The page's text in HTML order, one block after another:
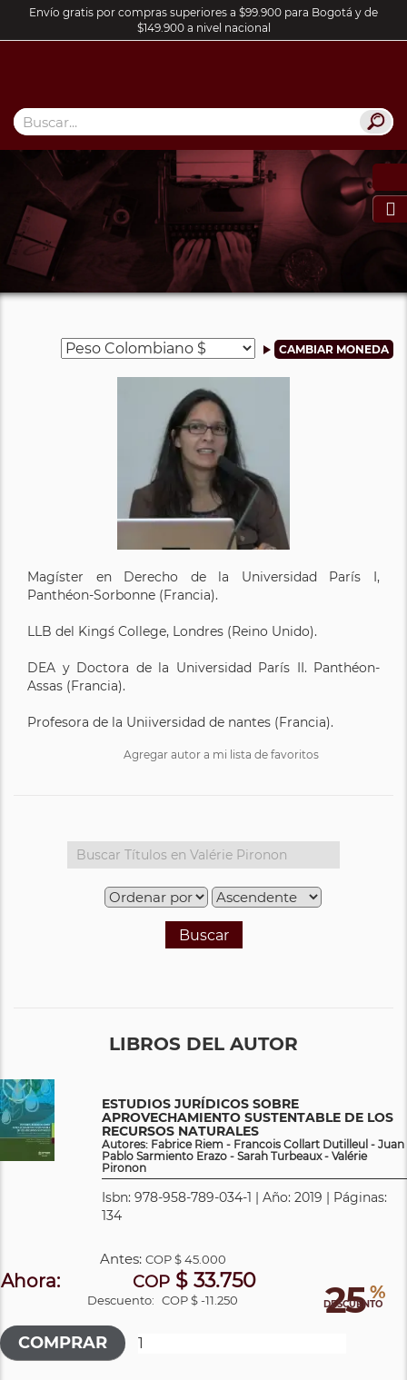
Envío gratis por compras superiores a $99.900 para Bogotá y de
$149.900 a nivel nacional

Magíster en Derecho de la Universidad París I,
Panthéon-Sorbonne (Francia).
LLB del King´s College, Londres (Reino Unido).
DEA y Doctora de la Universidad París II. Panthéon-
Assas (Francia).
Profesora de la Uniiversidad de nantes (Francia).
Agregar autor a mi lista de favoritos
Buscar
LIBROS DEL AUTOR
ESTUDIOS JURÍDICOS SOBRE
APROVECHAMIENTO SUSTENTABLE DE LOS
RECURSOS NATURALES
Autores: Fabrice Riem - Francois Collart Dutilleul - Juan
Pablo Sarmiento Erazo - Sarah Turbeaux - Valérie
Pironon
Isbn: 978-958-789-034-1 | Año: 2019 | Páginas:
134
25 %
DESCUENTO
Antes: COP$ 45.000
Ahora: COP $ 33.750
Descuento: COP $ -11.250